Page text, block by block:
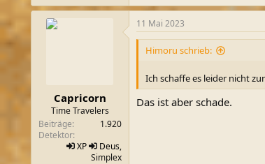
Capricorn
Time Travelers
Beiträge
1.920
Detektor
XP
Deus,
Simplex
11 Mai 2023
Himoru schrieb:
Ich schaffe es leider nicht
Das ist aber schade.